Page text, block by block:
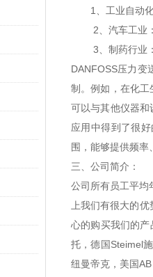
1、工业自动化
2、汽车工业：
3、制药行业：
DANFOSS压力变
制。例如，在化
可以与其他仪器
应用中得到了很
围，能够提供频
三、公司简介：
公司所有员工平均
上我们有很大的
心的购买我们的
托，德国Steimel
纽曼帝克，美国